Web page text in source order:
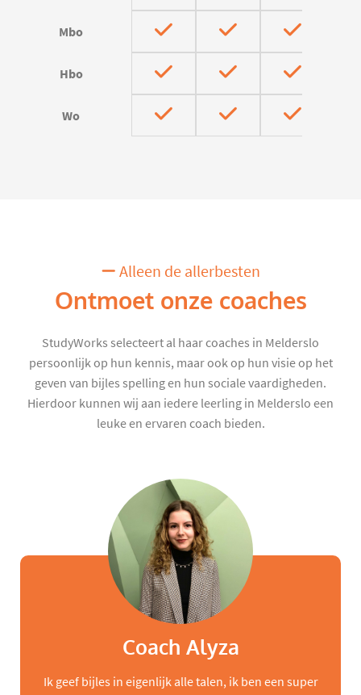
Mbo
Hbo
Wo
Alleen de allerbesten
Ontmoet onze coaches
StudyWorks selecteert al haar coaches in Melderslo
persoonlijk op hun kennis, maar ook op hun visie op het
geven van bijles spelling en hun sociale vaardigheden.
Hierdoor kunnen wij aan iedere leerling in Melderslo een
leuke en ervaren coach bieden.
Coach Alyza
Ik geef bijles in eigenlijk alle talen, ik ben een super